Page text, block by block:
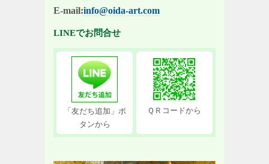
E-mail:info@oida-art.com
LINEでお問合せ
「友だち追加」ボ
タンから
ＱＲコードから